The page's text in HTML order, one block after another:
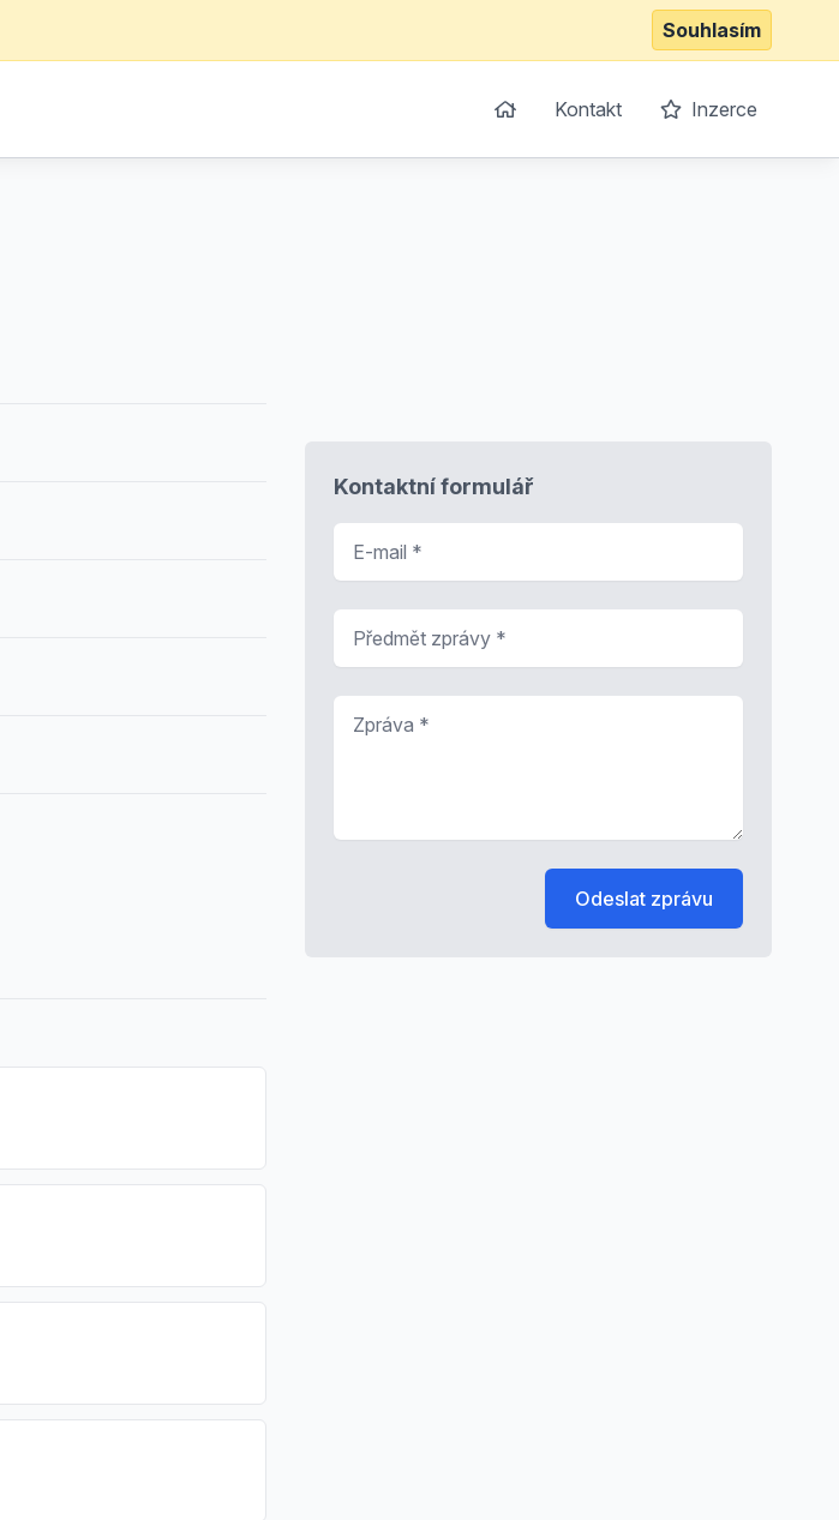
Souhlasím
Kontakt Inzerce
Kontaktní formulář
Odeslat zprávu